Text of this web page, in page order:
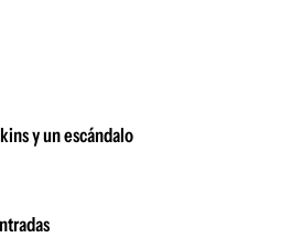
y un escándalo